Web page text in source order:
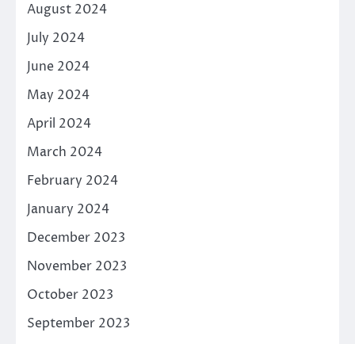
August 2024
July 2024
June 2024
May 2024
April 2024
March 2024
February 2024
January 2024
December 2023
November 2023
October 2023
September 2023